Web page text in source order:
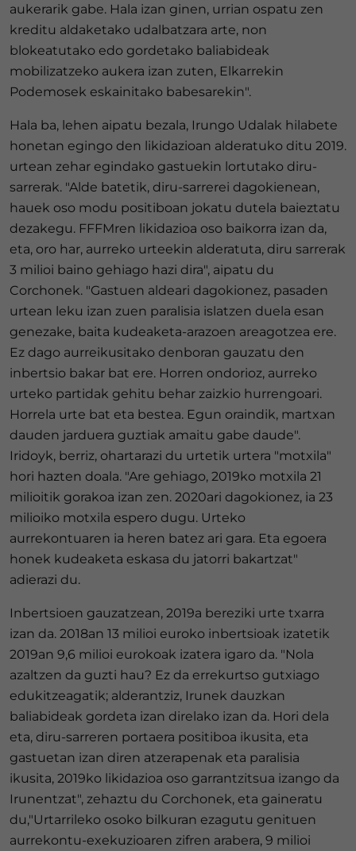
aukerarik gabe. Hala izan ginen, urrian ospatu zen
kreditu aldaketako udalbatzara arte, non
blokeatutako edo gordetako baliabideak
mobilizatzeko aukera izan zuten, Elkarrekin
Podemosek eskainitako babesarekin".
Hala ba, lehen aipatu bezala, Irungo Udalak hilabete
honetan egingo den likidazioan alderatuko ditu 2019.
urtean zehar egindako gastuekin lortutako diru-
sarrerak. "Alde batetik, diru-sarrerei dagokienean,
hauek oso modu positiboan jokatu dutela baieztatu
dezakegu. FFFMren likidazioa oso baikorra izan da,
eta, oro har, aurreko urteekin alderatuta, diru sarrerak
3 milioi baino gehiago hazi dira", aipatu du
Corchonek. "Gastuen aldeari dagokionez, pasaden
urtean leku izan zuen paralisia islatzen duela esan
genezake, baita kudeaketa-arazoen areagotzea ere.
Ez dago aurreikusitako denboran gauzatu den
inbertsio bakar bat ere. Horren ondorioz, aurreko
urteko partidak gehitu behar zaizkio hurrengoari.
Horrela urte bat eta bestea. Egun oraindik, martxan
dauden jarduera guztiak amaitu gabe daude".
Iridoyk, berriz, ohartarazi du urtetik urtera "motxila"
hori hazten doala. "Are gehiago, 2019ko motxila 21
milioitik gorakoa izan zen. 2020ari dagokionez, ia 23
milioiko motxila espero dugu. Urteko
aurrekontuaren ia heren batez ari gara. Eta egoera
honek kudeaketa eskasa du jatorri bakartzat"
adierazi du.
Inbertsioen gauzatzean, 2019a bereziki urte txarra
izan da. 2018an 13 milioi euroko inbertsioak izatetik
2019an 9,6 milioi eurokoak izatera igaro da. "Nola
azaltzen da guzti hau? Ez da errekurtso gutxiago
edukitzeagatik; alderantziz, Irunek dauzkan
baliabideak gordeta izan direlako izan da. Hori dela
eta, diru-sarreren portaera positiboa ikusita, eta
gastuetan izan diren atzerapenak eta paralisia
ikusita, 2019ko likidazioa oso garrantzitsua izango da
Irunentzat", zehaztu du Corchonek, eta gaineratu
du,"Urtarrileko osoko bilkuran ezagutu genituen
aurrekontu-exekuzioaren zifren arabera, 9 milioi